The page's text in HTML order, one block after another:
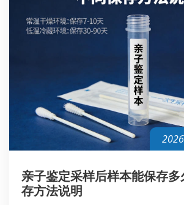
亲子鉴定采样后样本能保存
存方法说明